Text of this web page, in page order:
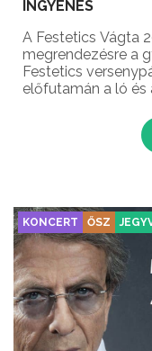
INGYENES
A Festetics Vágta
megrendezésre a
Festetics
előfutamán a ló és
programokkal
KONCERT ŐSZ